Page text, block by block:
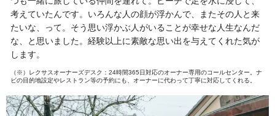
考えていたんです。いろんな人の顔が浮かんで、またその人と来
たいな、って。そう思い浮かぶ人がいることが幸せな人生なんだ
な、と思いました。経験以上に素敵な思い出を与えてくれた気が
します。
（※）レクサスオーナーズデスク：24時間365日対応のオーナー専用のコールセンター。ナ
ビの目的地設定やレストラン等の予約にも、オーナーに代わって丁寧に対応してくれる。